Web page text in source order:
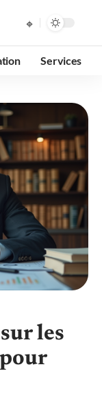
Services
les